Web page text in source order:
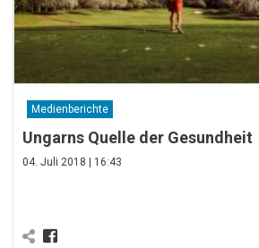
Medienberichte
Ungarns Quelle der Gesundheit
04. Juli 2018 | 16:43